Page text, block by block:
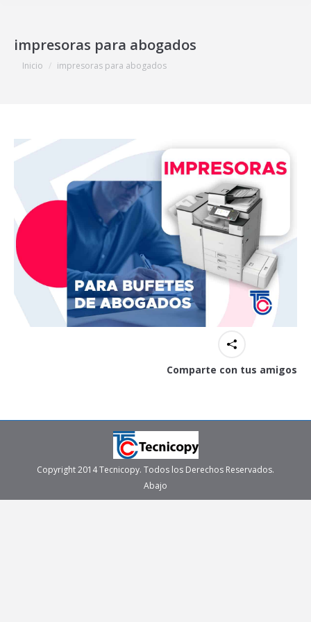
impresoras para abogados
Estás aquí:
Inicio impresoras para abogados
Comparte con tus amigos
Copyright 2014 Tecnicopy. Todos los Derechos Reservados.
Abajo